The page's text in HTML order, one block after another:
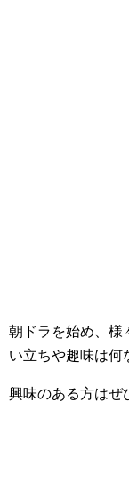
朝ドラを始め、様
い立ちや趣味は何
興味のある方はぜ